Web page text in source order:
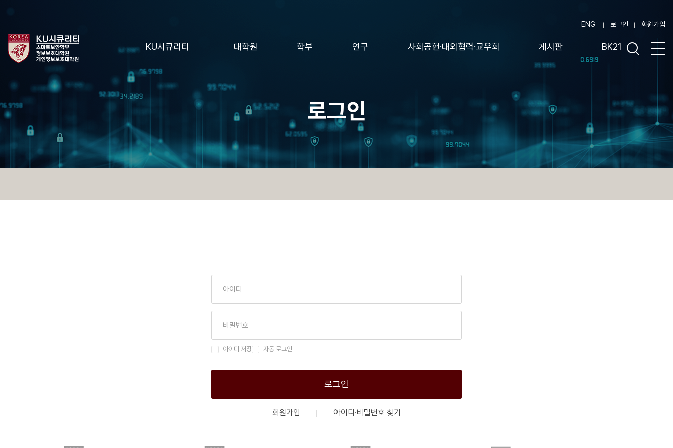
ENG 로그인 회원가입
KU시큐리티 대학원 학부 연구 사회공헌·대외협력·교우회 게시판 BK21
로그인
아이디 저장 자동 로그인
로그인
회원가입 아이디·비밀번호 찾기